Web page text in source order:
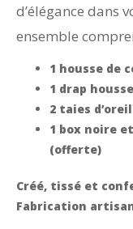
d’élégance dans
ensemble
1 housse de
1 drap
2 taies
1 box noire
(offerte)
Créé, tissé et
Fabrication